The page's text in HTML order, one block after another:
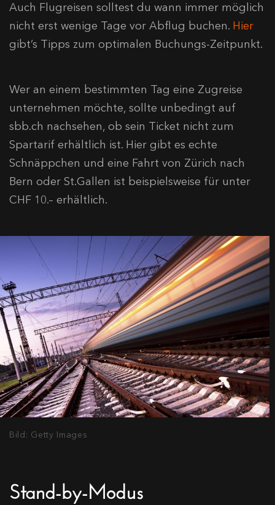
Auch Flugreisen solltest du wann immer möglich
nicht erst wenige Tage vor Abflug buchen. Hier
gibt’s Tipps zum optimalen Buchungs-Zeitpunkt.
Wer an einem bestimmten Tag eine Zugreise
unternehmen möchte, sollte unbedingt auf
sbb.ch nachsehen, ob sein Ticket nicht zum
Spartarif erhältlich ist. Hier gibt es echte
Schnäppchen und eine Fahrt von Zürich nach
Bern oder St.Gallen ist beispielsweise für unter
CHF 10.– erhältlich.
Bild: Getty Images
Stand-by-Modus